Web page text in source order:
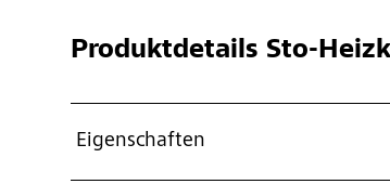
ProduktdetailsSto-
Eigenschaften